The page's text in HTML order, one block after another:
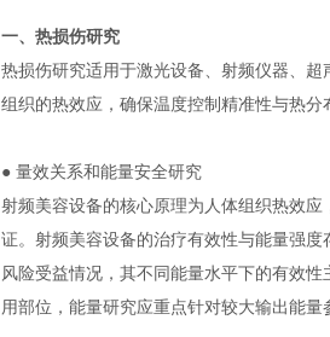
一、热损伤研究
热损伤研究适用于激光设备、射频仪器、
组织的热效应，确保温度控制精准性与热分
● 量效关系和能量安全研究
射频美容设备的核心原理为人体组织热效
证。射频美容设备的治疗有效性与能量强
风险受益情况，其不同能量水平下的有效
用部位，能量研究应重点针对较大输出能量